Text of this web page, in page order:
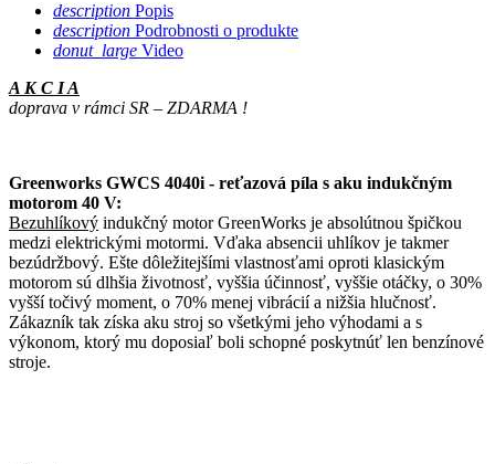
description Popis
description Podrobnosti o produkte
donut_large Video
A K C I A
doprava v rámci SR – ZDARMA !
Greenworks GWCS 4040i - reťazová píla s aku indukčným
motorom 40 V:
Bezuhlíkový indukčný motor GreenWorks je absolútnou špičkou
medzi elektrickými motormi. Vďaka absencii uhlíkov je takmer
bezúdržbový. Ešte dôležitejšími vlastnosťami oproti klasickým
motorom sú dlhšia životnosť, vyššia účinnosť, vyššie otáčky, o 30%
vyšší točivý moment, o 70% menej vibrácií a nižšia hlučnosť.
Zákazník tak získa aku stroj so všetkými jeho výhodami a s
výkonom, ktorý mu doposiaľ boli schopné poskytnúť len benzínové
stroje.